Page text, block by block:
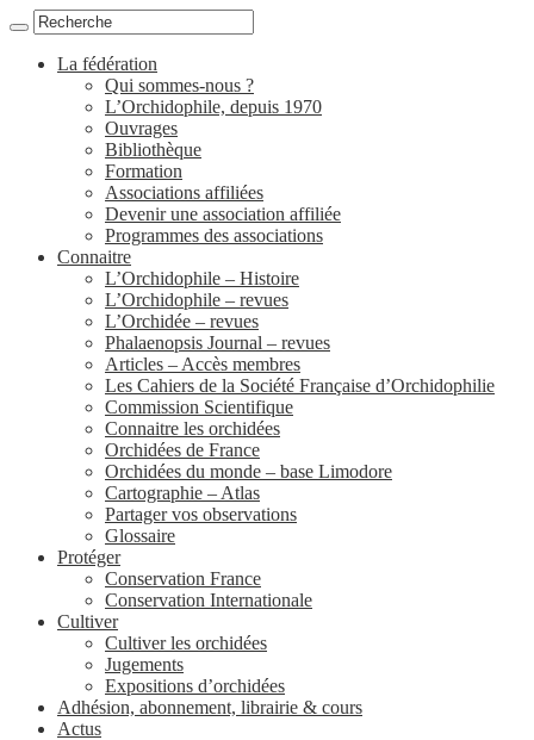
La fédération
Qui sommes-nous ?
L’Orchidophile, depuis 1970
Ouvrages
Bibliothèque
Formation
Associations affiliées
Devenir une association affiliée
Programmes des associations
Connaitre
L’Orchidophile – Histoire
L’Orchidophile – revues
L’Orchidée – revues
Phalaenopsis Journal – revues
Articles – Accès membres
Les Cahiers de la Société Française d’Orchidophilie
Commission Scientifique
Connaitre les orchidées
Orchidées de France
Orchidées du monde – base Limodore
Cartographie – Atlas
Partager vos observations
Glossaire
Protéger
Conservation France
Conservation Internationale
Cultiver
Cultiver les orchidées
Jugements
Expositions d’orchidées
Adhésion, abonnement, librairie & cours
Actus